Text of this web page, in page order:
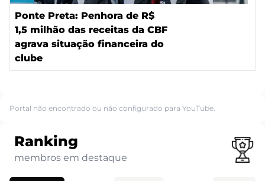
Ponte Preta: Penhora de R$
1,5 milhão das receitas da CBF
agrava situação financeira do
clube
Portal não encontrado ou não configurado para YouTube.
Ranking
membros em destaque